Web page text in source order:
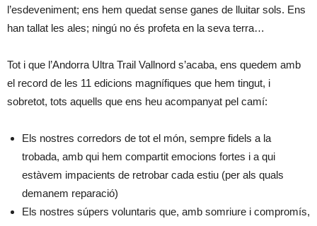
l’esdeveniment; ens hem quedat sense ganes de lluitar sols. Ens
han tallat les ales; ningú no és profeta en la seva terra…
Tot i que l’Andorra Ultra Trail Vallnord s’acaba, ens quedem amb
el record de les 11 edicions magnífiques que hem tingut, i
sobretot, tots aquells que ens heu acompanyat pel camí:
Els nostres corredors de tot el món, sempre fidels a la
trobada, amb qui hem compartit emocions fortes i a qui
estàvem impacients de retrobar cada estiu (per als quals
demanem reparació)
Els nostres súpers voluntaris que, amb somriure i compromís,